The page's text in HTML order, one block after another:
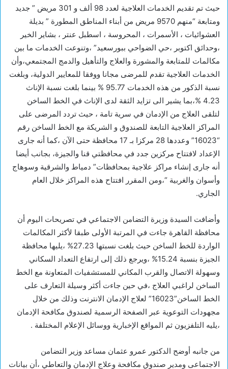
حيث تم تقديم الخدمات العلاجية لعدد 98 ألف و 301 مريض ” جديد
ومتابعة “منهم 9570 مريض من أبناء المناطق المطورة ” بديلة
العشوائيات ، الأسمرات ، المحروسة ، اسطبل عنتر ، بشاير الخير
،وحدائق اكتوبر ،حي الضواحي ببورسعيد” ،وتنوعت الخدمات ما بين
مكالمات للمتابعة والمشورة والعلاج والتأهيل والدمج المجتمعي،وأن
الخدمات العلاجية تقدم للمرضى مجانا ووفقا للمعايير الدولية، وبلغت
نسبة الذكور من هذه الخدمات 95.77 % بينما بلغت نسبة الإناث
4.23 %،بما يشير الى تزايد الثقة لدى الإناث في الخط الساخن
لتلقى العلاج من الإدمان في سرية تامة ، حيث تردد المرضى على
المراكز العلاجية التابعة للصندوق و الشريكة مع الخط الساخن رقم
“16023” وعددها 28 مركزا بـ 17 محافظة حتى الآن ،كما أنه جارى
الإعداد لافتتاح مركزين جدد في محافظتي قنا والجيزة، بجانب أيضا
أنه جارى إنشاء مراكز علاجية بمحافظات” دمياط والشرقية وسوهاج
وأسوان والغربية “،ومن المقرر افتتاح هذه المراكز خلال العام
الجاري.
وأضافت السيدة وزيرة التضامن الاجتماعي في تصريحات اليوم أن
محافظة القاهرة جاءت في المرتبة الأولى طبقا لأكثر المكالمات
الواردة للخط الساخن حيث بلغت نسبتها 27.23% ،يليها محافظة
الجيزة بنسبة 15.24% ،ويرجع ذلك إلى ارتفاع التعداد السكاني
وسهولة الاتصال والقرب المكاني للمستشفيات المتعاونة مع الخط
الساخن لراغبي العلاج ،في حين جاءت أكثر وسيلة التعارف على
الخط الساخن”16023” لعلاج الإدمان الانترنت وذلك من خلال
مجهودات التوعوية عبر الصفحة الرسمية لصندوق مكافحة الإدمان
،يليه التلفزيون ثم المواقع الإخبارية ووسائل الإعلام المختلفة .
من جانبه أوضح الدكتور عمرو عثمان مساعد وزير التضامن
الاجتماعى ومدير صندوق مكافحة وعلاج الإدمان والتعاطي ،أن بيانات